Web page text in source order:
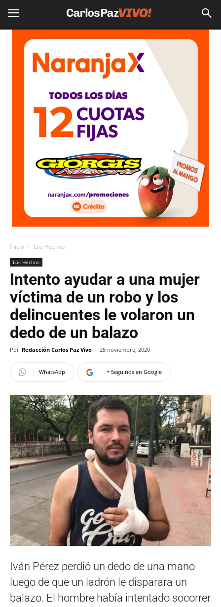
Inicio Los Hechos
Los Hechos
Intento ayudar a una mujer
víctima de un robo y los
delincuentes le volaron un
dedo de un balazo
Por Redacción Carlos Paz Vivo - 25 noviembre, 2020
WhatsApp + Seguinos en Google
Iván Pérez perdió un dedo de una mano
luego de que un ladrón le disparara un
balazo. El hombre había intentado socorrer